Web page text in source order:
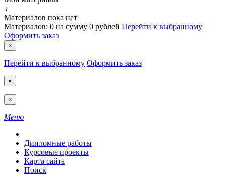
↓
Материалов пока нет
Материалов: 0 на сумму 0 рублей Перейти к выбранному
Оформить заказ
×
Перейти к выбранному Оформить заказ
×
×
Меню
Дипломные работы
Курсовые проекты
Карта сайта
Поиск